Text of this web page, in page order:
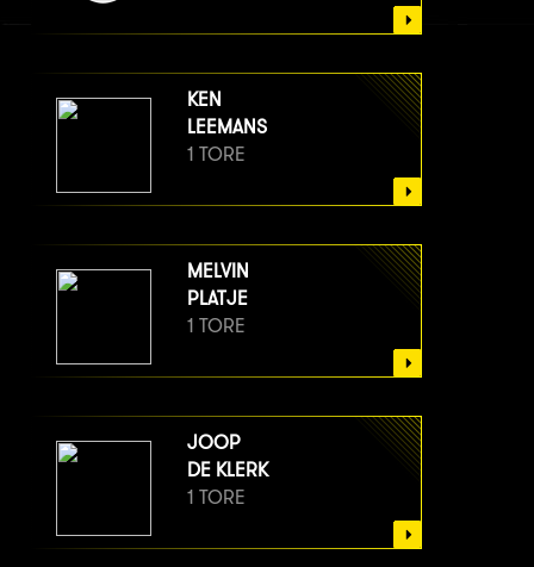
KEN
LEEMANS
1 TORE
MELVIN
PLATJE
1 TORE
JOOP
DE KLERK
1 TORE